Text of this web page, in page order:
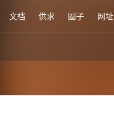
文档 供求 圈子 网址